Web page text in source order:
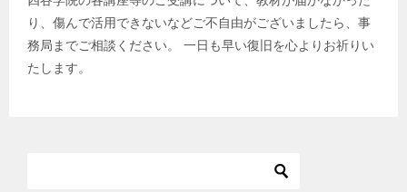
り、傷んで活用できないなどご不自由がございましたら、事
務局までご相談ください。 一日も早い復旧を心よりお祈りい
たします。